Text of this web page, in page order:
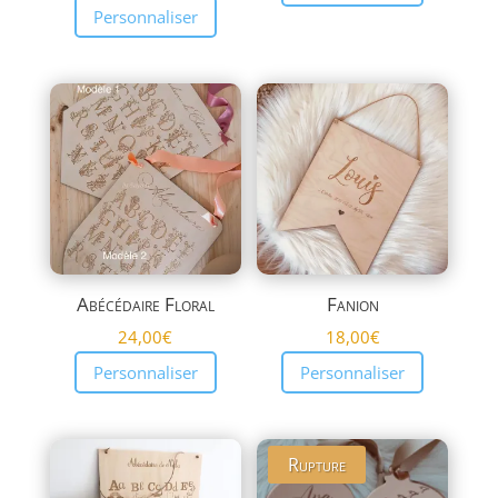
Personnaliser
Abécédaire Floral
24,00€
Personnaliser
Fanion
18,00€
Personnaliser
Rupture